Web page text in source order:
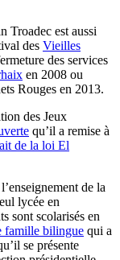
Troadec est aussi
des Vieilles
des services
en 2008 ou
Rouges en 2013.
des Jeux
qu’il a remise à
de la loi El
de la
lycée en
sont scolarisés en
famille bilingue qui a
se présente